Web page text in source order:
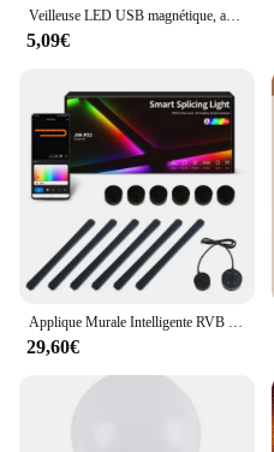
Veilleuse LED USB magnétique, applique murale, armoire de cuisine, lumière de Cisco, maison, escalier, chambre à coucher, lampe de mouvement de table, éclairage de chevet
5,09€
Applique Murale Intelligente RVB à Commande Vocale, Luminaire Décoratif d'Nik, Idéal pour une Chambre à Coucher, un Esports ou un Bar
29,60€